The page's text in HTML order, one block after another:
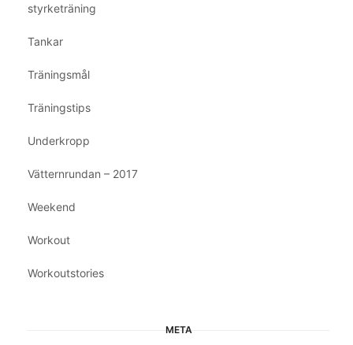
styrketräning
Tankar
Träningsmål
Träningstips
Underkropp
Vätternrundan – 2017
Weekend
Workout
Workoutstories
META